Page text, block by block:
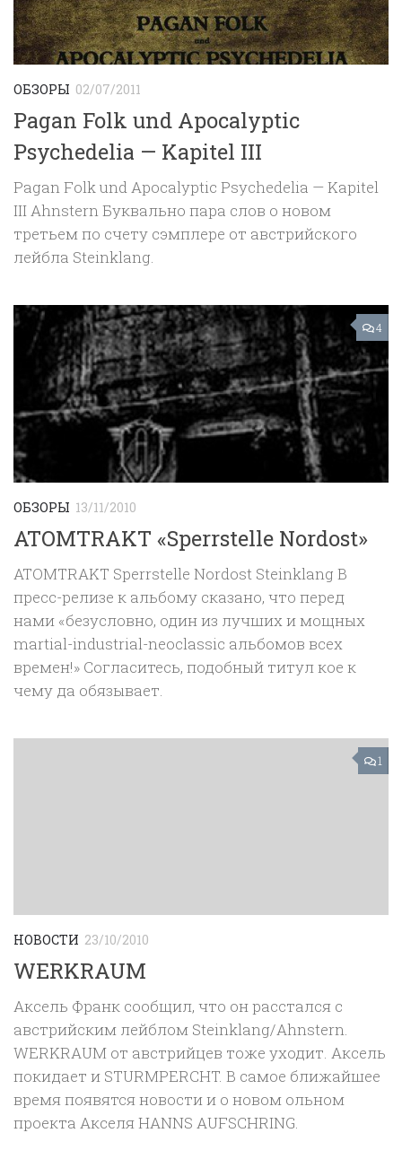
ОБЗОРЫ 02/07/2011
Pagan Folk und Apocalyptic
Psychedelia — Kapitel III
Pagan Folk und Apocalyptic Psychedelia — Kapitel
III Ahnstern Буквально пара слов о новом
третьем по счету сэмплере от австрийского
лейбла Steinklang.
4
ОБЗОРЫ 13/11/2010
ATOMTRAKT «Sperrstelle Nordost»
ATOMTRAKT Sperrstelle Nordost Steinklang В
пресс-релизе к альбому сказано, что перед
нами «безусловно, один из лучших и мощных
martial-industrial-neoclassic альбомов всех
времен!» Согласитесь, подобный титул кое к
чему да обязывает.
1
НОВОСТИ 23/10/2010
WERKRAUM
Аксель Франк сообщил, что он расстался с
австрийским лейблом Steinklang/Ahnstern.
WERKRAUM от австрийцев тоже уходит. Аксель
покидает и STURMPERCHT. В самое ближайшее
время появятся новости и о новом ольном
проекта Акселя HANNS AUFSCHRING.